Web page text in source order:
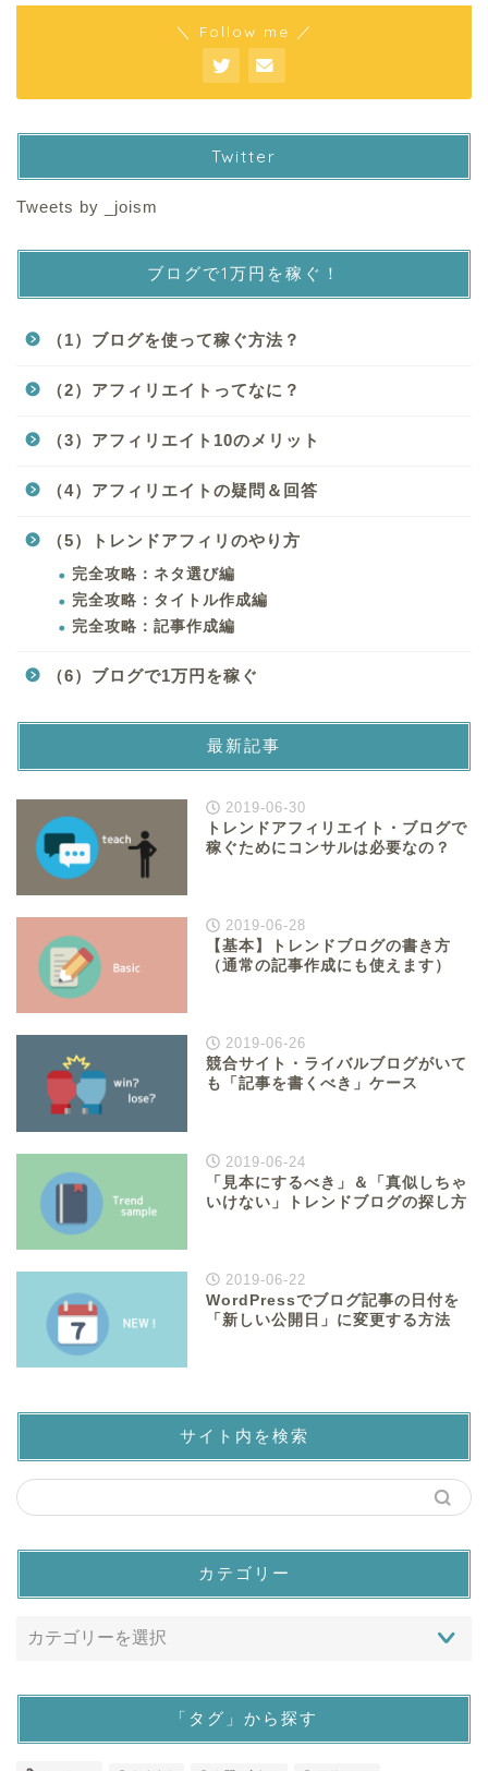
＼ Follow me ／
Twitter
Tweets by _joism
ブログで1万円を稼ぐ！
（1）ブログを使って稼ぐ方法？
（2）アフィリエイトってなに？
（3）アフィリエイト10のメリット
（4）アフィリエイトの疑問＆回答
（5）トレンドアフィリのやり方
完全攻略：ネタ選び編
完全攻略：タイトル作成編
完全攻略：記事作成編
（6）ブログで1万円を稼ぐ
最新記事
2019-06-30
トレンドアフィリエイト・ブログで
稼ぐためにコンサルは必要なの？
2019-06-28
【基本】トレンドブログの書き方
（通常の記事作成にも使えます）
2019-06-26
競合サイト・ライバルブログがいて
も「記事を書くべき」ケース
2019-06-24
「見本にするべき」＆「真似しちゃ
いけない」トレンドブログの探し方
2019-06-22
WordPressでブログ記事の日付を
「新しい公開日」に変更する方法
サイト内を検索
カテゴリー
「タグ」から探す